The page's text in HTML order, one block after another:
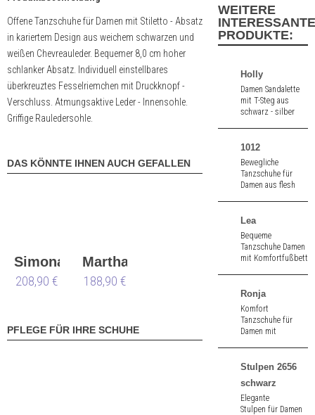
Offene Tanzschuhe für Damen mit Stiletto - Absatz
in kariertem Design aus weichem schwarzen und
weißen Chevreauleder. Bequemer 8,0 cm hoher
schlanker Absatz. Individuell einstellbares
überkreuztes Fesselriemchen mit Druckknopf -
Verschluss. Atmungsaktive Leder - Innensohle.
Griffige Rauledersohle.
DAS KÖNNTE IHNEN AUCH GEFALLEN
Simona
LS
208,90 €
Martha
188,90 €
PFLEGE FÜR IHRE SCHUHE
WEITERE
INTERESSANTE
PRODUKTE:
Holly
Damen Sandalette
mit T-Steg aus
schwarz - silber
cm hoher Absatz.
1012
Bewegliche
Tanzschuhe für
Damen aus flesh
Lea
Bequeme
Tanzschuhe Damen
mit Komfortfußbett
4,5 cm hoher
Absatz.
Ronja
Komfort
Tanzschuhe für
Damen mit
3,4 cm hoher
Stulpen 2656
schwarz
Elegante
Stulpen für Damen